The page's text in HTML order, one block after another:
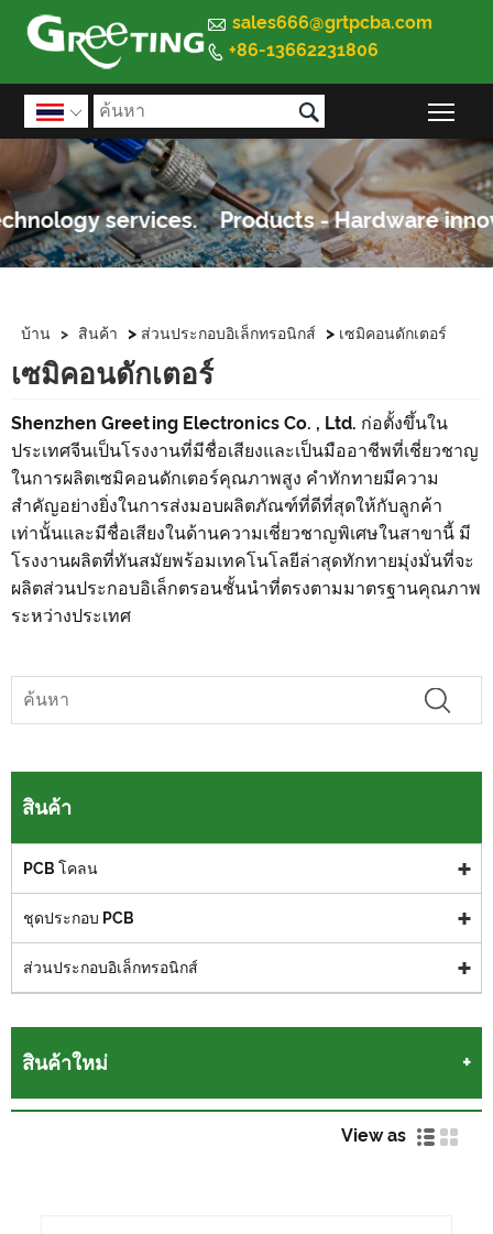
 sales666@grtpcba.com
 +86-13662231806
 
บ้าน > สินค้า > ส่วนประกอบอิเล็กทรอนิกส์ > เซมิคอนดักเตอร์
เซมิคอนดักเตอร์
Shenzhen Greeting Electronics Co. , Ltd. ก่อตั้งขึ้นใน
ประเทศจีนเป็นโรงงานที่มีชื่อเสียงและเป็นมืออาชีพที่เชี่ยวชาญ
ในการผลิตเซมิคอนดักเตอร์คุณภาพสูง คำทักทายมีความ
สำคัญอย่างยิ่งในการส่งมอบผลิตภัณฑ์ที่ดีที่สุดให้กับลูกค้า
เท่านั้นและมีชื่อเสียงในด้านความเชี่ยวชาญพิเศษในสาขานี้ มี
โรงงานผลิตที่ทันสมัยพร้อมเทคโนโลยีล่าสุดทักทายมุ่งมั่นที่จะ
ผลิตส่วนประกอบอิเล็กตรอนชั้นนำที่ตรงตามมาตรฐานคุณภาพ
ระหว่างประเทศ
สินค้า
PCB โคลน
ชุดประกอบ PCB
ส่วนประกอบอิเล็กทรอนิกส์
สินค้าใหม่
View as